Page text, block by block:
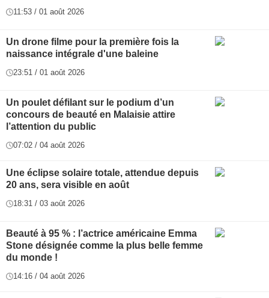
11:53 / 01 août 2026
Un drone filme pour la première fois la
naissance intégrale d'une baleine
23:51 / 01 août 2026
Un poulet défilant sur le podium d’un
concours de beauté en Malaisie attire
l’attention du public
07:02 / 04 août 2026
Une éclipse solaire totale, attendue depuis
20 ans, sera visible en août
18:31 / 03 août 2026
Beauté à 95 % : l’actrice américaine Emma
Stone désignée comme la plus belle femme
du monde !
14:16 / 04 août 2026